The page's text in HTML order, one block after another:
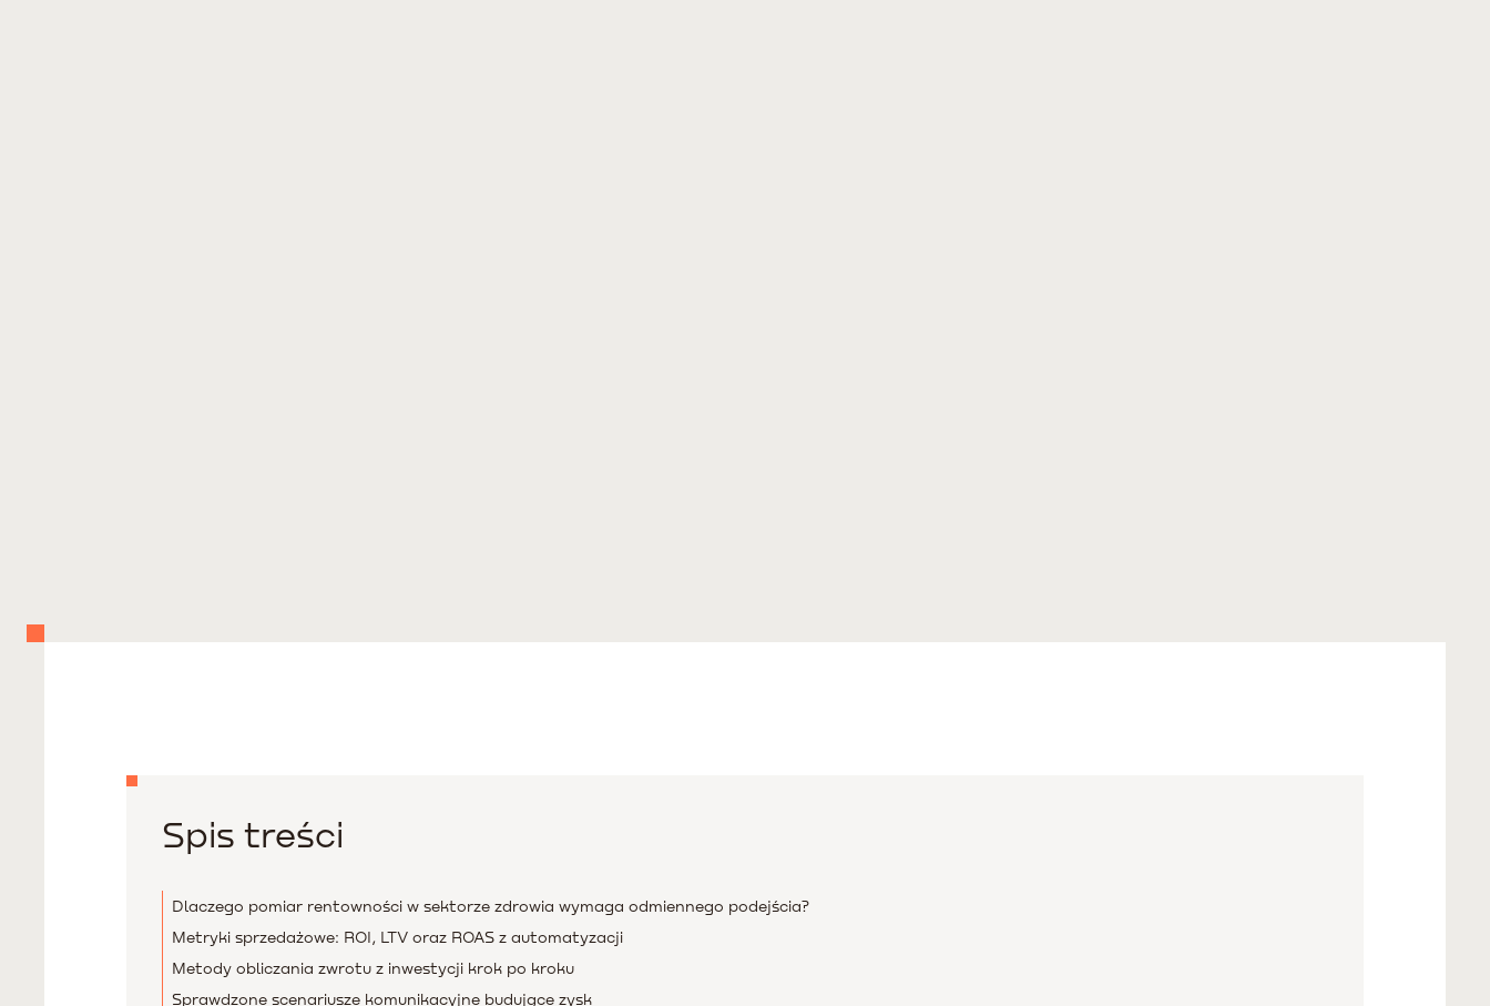
Spis treści
Dlaczego pomiar rentowności w sektorze zdrowia wymaga odmiennego podejścia?
Metryki sprzedażowe: ROI, LTV oraz ROAS z automatyzacji
Metody obliczania zwrotu z inwestycji krok po kroku
Sprawdzone scenariusze komunikacyjne budujące zysk